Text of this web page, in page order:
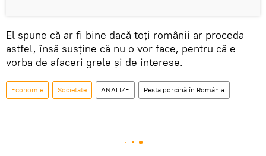
El spune că ar fi bine dacă toţi românii ar proceda
astfel, însă susţine că nu o vor face, pentru că e
vorba de afaceri grele şi de interese.
Economie Societate ANALIZE Pesta porcină în România